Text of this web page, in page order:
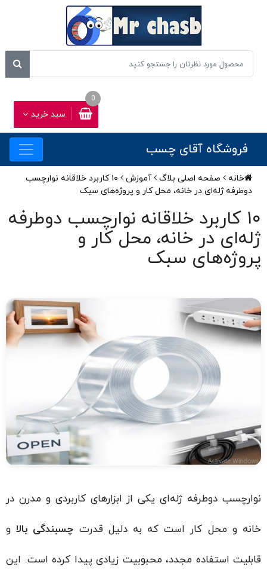
سبد خرید
0
فروشگاه آقای چسب
خانه صفحه اصلی بلاگ آموزش
۱۰ کاربرد خلاقانه نوارچسب
دوطرفه ژله‌ای در خانه، محل کار و پروژه‌های سبک
۱۰ کاربرد خلاقانه نوارچسب دوطرفه
ژله‌ای در خانه، محل کار و
پروژه‌های سبک
نوارچسب دوطرفه ژله‌ای یکی از ابزارهای کاربردی و مدرن در
خانه و محل کار است که به دلیل قدرتچسبندگی بالاو
قابلیت استفاده مجدد، محبوبیت زیادی پیدا کرده است. این